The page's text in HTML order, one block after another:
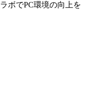
ボでPC環境の向上を